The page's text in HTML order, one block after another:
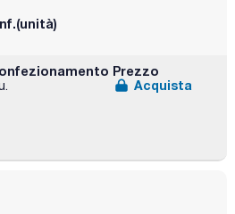
Prezzo
Acquista